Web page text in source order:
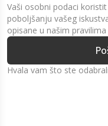
Vaši osobni podaci
poboljšanju vašeg
opisane u našim
Hvala vam što ste